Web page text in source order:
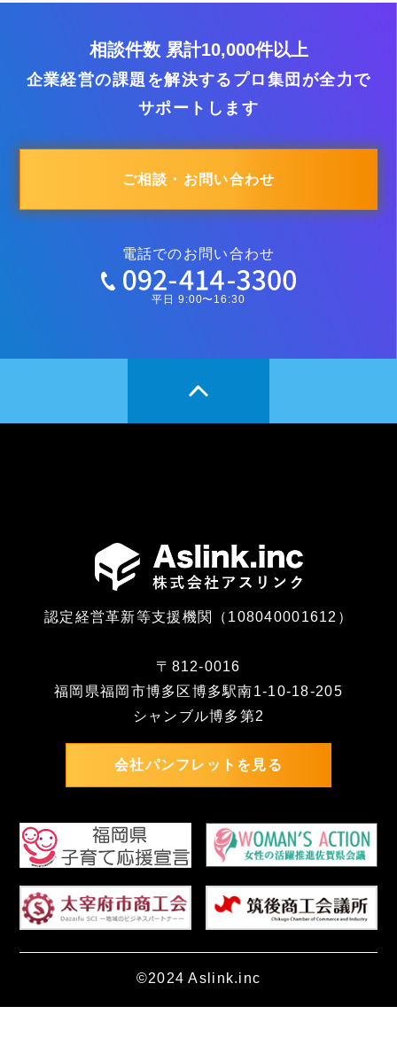
相談件数 累計10,000件以上
企業経営の課題を解決するプロ集団が全力で
サポートします
ご相談・お問い合わせ
電話でのお問い合わせ
平日 9:00〜16:30
認定経営革新等支援機関（108040001612）
〒812-0016
福岡県福岡市博多区博多駅南1-10-18-205
シャンブル博多第2
会社パンフレットを見る
©2024 Aslink.inc